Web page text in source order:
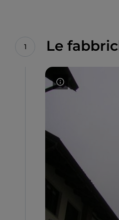
Le